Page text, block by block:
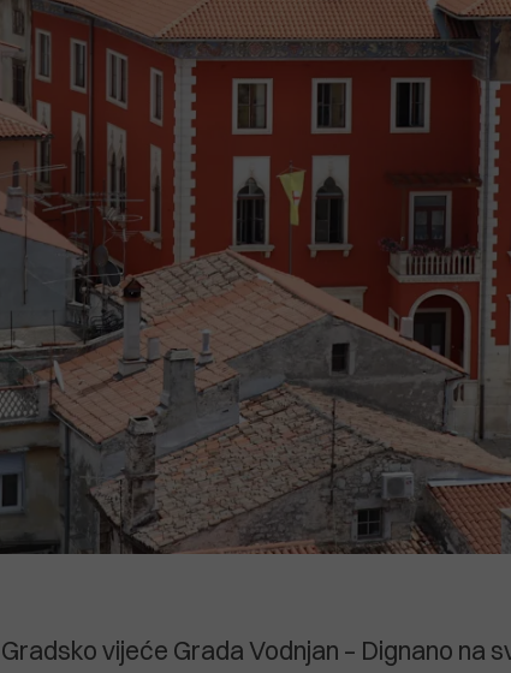
Gradsko vijeće Grada Vodnjan – Dignano na